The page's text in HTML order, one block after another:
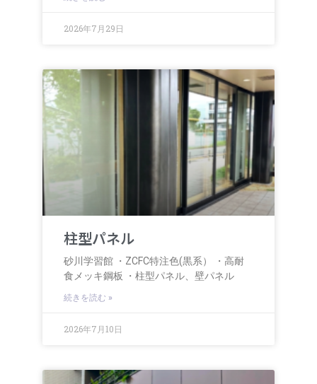
2026年7月29日
柱型パネル
砂川学習館 ・ZCFC特注色(黒系） ・高耐
食メッキ鋼板 ・柱型パネル、壁パネル
続きを読む »
2026年7月10日